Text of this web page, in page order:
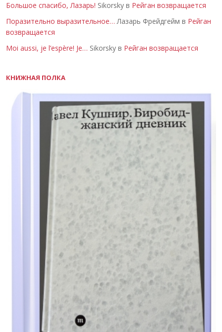
Большое спасибо, Лазарь! Sikorsky в Рейган возвращается
Поразительно выразительное… Лазарь Фрейдгейм в Рейган
возвращается
Moi aussi, je l’espère! Je… Sikorsky в Рейган возвращается
КНИЖНАЯ ПОЛКА